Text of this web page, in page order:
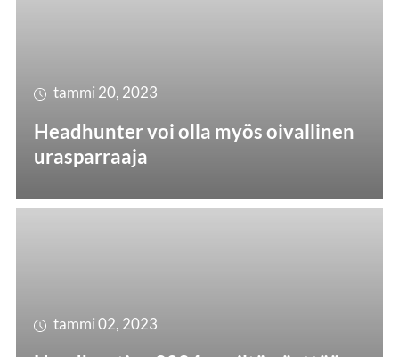
tammi 20, 2023
Headhunter voi olla myös oivallinen
urasparraaja
tammi 02, 2023